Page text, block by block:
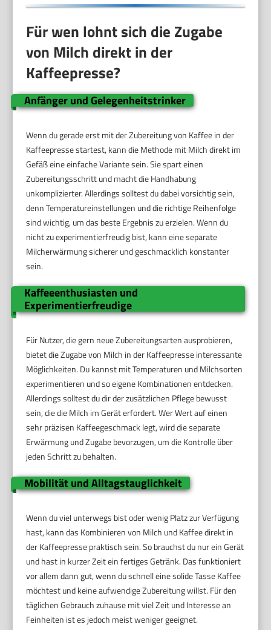
Für wen lohnt sich die Zugabe
von Milch direkt in der
Kaffeepresse?
Anfänger und Gelegenheitstrinker
Wenn du gerade erst mit der Zubereitung von Kaffee in der
Kaffeepresse startest, kann die Methode mit Milch direkt im
Gefäß eine einfache Variante sein. Sie spart einen
Zubereitungsschritt und macht die Handhabung
unkomplizierter. Allerdings solltest du dabei vorsichtig sein,
denn Temperatureinstellungen und die richtige Reihenfolge
sind wichtig, um das beste Ergebnis zu erzielen. Wenn du
nicht zu experimentierfreudig bist, kann eine separate
Milcherwärmung sicherer und geschmacklich konstanter
sein.
Kaffeeenthusiasten und
Experimentierfreudige
Für Nutzer, die gern neue Zubereitungsarten ausprobieren,
bietet die Zugabe von Milch in der Kaffeepresse interessante
Möglichkeiten. Du kannst mit Temperaturen und Milchsorten
experimentieren und so eigene Kombinationen entdecken.
Allerdings solltest du dir der zusätzlichen Pflege bewusst
sein, die die Milch im Gerät erfordert. Wer Wert auf einen
sehr präzisen Kaffeegeschmack legt, wird die separate
Erwärmung und Zugabe bevorzugen, um die Kontrolle über
jeden Schritt zu behalten.
Mobilität und Alltagstauglichkeit
Wenn du viel unterwegs bist oder wenig Platz zur Verfügung
hast, kann das Kombinieren von Milch und Kaffee direkt in
der Kaffeepresse praktisch sein. So brauchst du nur ein Gerät
und hast in kurzer Zeit ein fertiges Getränk. Das funktioniert
vor allem dann gut, wenn du schnell eine solide Tasse Kaffee
möchtest und keine aufwendige Zubereitung willst. Für den
täglichen Gebrauch zuhause mit viel Zeit und Interesse an
Feinheiten ist es jedoch meist weniger geeignet.